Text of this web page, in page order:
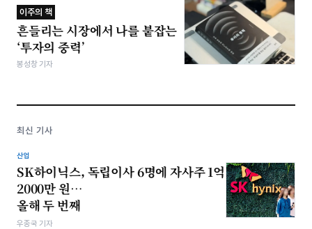
이주의 책
흔들리는 시장에서 나를 붙잡는
‘투자의 중력’
봉성창 기자
최신 기사
산업
SK하이닉스, 독립이사 6명에 자사주 1억
2000만 원…
올해 두 번째
우종국 기자